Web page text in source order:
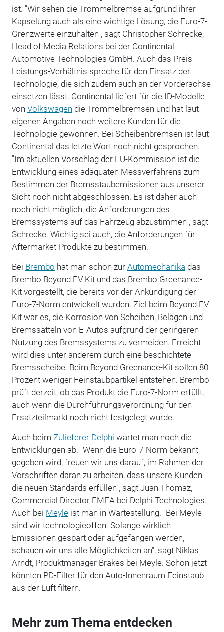
ist. "Wir sehen die Trommelbremse aufgrund ihrer
Kapselung auch als eine wichtige Lösung, die Euro-7-
Grenzwerte einzuhalten", sagt Christopher Schrecke,
Head of Media Relations bei der Continental
Automotive Technologies GmbH. Auch das Preis-
Leistungs-Verhältnis spreche für den Einsatz der
Technologie, die sich zudem auch an der Vorderachse
einsetzen lässt. Continental liefert für die ID-Modelle
von Volkswagen die Trommelbremsen und hat laut
eigenen Angaben noch weitere Kunden für die
Technologie gewonnen. Bei Scheibenbremsen ist laut
Continental das letzte Wort noch nicht gesprochen.
"Im aktuellen Vorschlag der EU-Kommission ist die
Entwicklung eines adäquaten Messverfahrens zum
Bestimmen der Bremsstaubemissionen aus unserer
Sicht noch nicht abgeschlossen. Es ist daher auch
noch nicht möglich, die Anforderungen des
Bremssystems auf das Fahrzeug abzustimmen", sagt
Schrecke. Wichtig sei auch, die Anforderungen für
Aftermarket-Produkte zu bestimmen.
Bei Brembo hat man schon zur Automechanika das
Brembo Beyond EV Kit und das Brembo Greenance-
Kit vorgestellt, die bereits vor der Ankündigung der
Euro-7-Norm entwickelt wurden. Ziel beim Beyond EV
Kit war es, die Korrosion von Scheiben, Belägen und
Bremssätteln von E-Autos aufgrund der geringeren
Nutzung des Bremssystems zu vermeiden. Erreicht
wird dies unter anderem durch eine beschichtete
Bremsscheibe. Beim Beyond Greenance-Kit sollen 80
Prozent weniger Feinstaubpartikel entstehen. Brembo
prüft derzeit, ob das Produkt die Euro-7-Norm erfüllt,
auch wenn die Durchführungsverordnung für den
Ersatzteilmarkt noch nicht festgelegt wurde.
Auch beim Zulieferer Delphi wartet man noch die
Entwicklungen ab. "Wenn die Euro-7-Norm bekannt
gegeben wird, freuen wir uns darauf, im Rahmen der
Vorschriften daran zu arbeiten, dass unsere Kunden
die neuen Standards erfüllen", sagt Juan Thomaz,
Commercial Director EMEA bei Delphi Technologies.
Auch bei Meyleist man in Wartestellung. "Bei Meyle
sind wir technologieoffen. Solange wirklich
Emissionen gespart oder aufgefangen werden,
schauen wir uns alle Möglichkeiten an", sagt Niklas
Arndt, Produktmanager Brakes bei Meyle. Schon jetzt
könnten PD-Filter für den Auto-Innenraum Feinstaub
aus der Luft filtern.
Mehr zum Thema entdecken